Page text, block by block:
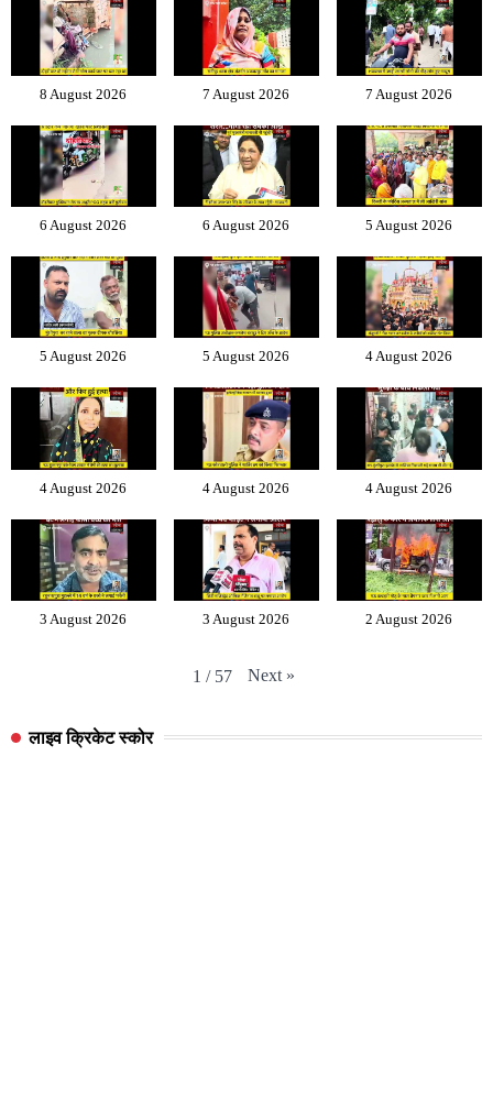
8 August 2026 7 August 2026 7 August 2026
6 August 2026 6 August 2026 5 August 2026
5 August 2026 5 August 2026 4 August 2026
4 August 2026 4 August 2026 4 August 2026
3 August 2026 3 August 2026 2 August 2026
1 / 57 Next »
लाइव क्रिकेट स्कोर